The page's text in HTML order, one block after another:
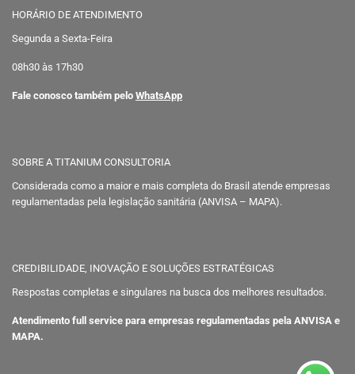
HORÁRIO DE ATENDIMENTO
Segunda a Sexta-Feira
08h30 às 17h30
Fale conosco também pelo WhatsApp
SOBRE A TITANIUM CONSULTORIA
Considerada como a maior e mais completa do Brasil atende empresas
regulamentadas pela legislação sanitária (ANVISA – MAPA).
CREDIBILIDADE, INOVAÇÃO E SOLUÇÕES ESTRATÉGICAS
Respostas completas e singulares na busca dos melhores resultados.
Atendimento full service para empresas regulamentadas pela ANVISA e
MAPA.